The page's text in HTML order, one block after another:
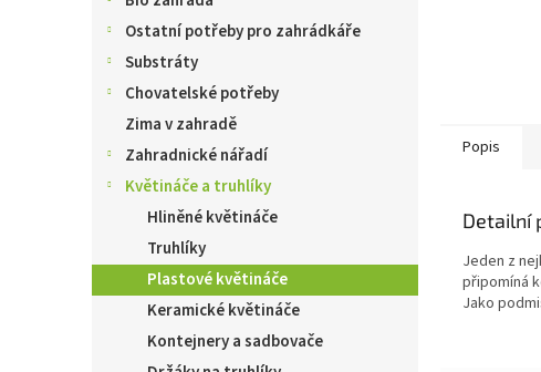
Ostatní potřeby pro zahrádkáře
Substráty
Chovatelské potřeby
Zima v zahradě
Zahradnické nářadí
Květináče a truhlíky
Hliněné květináče
Truhlíky
Plastové květináče
Keramické květináče
Kontejnery a sadbovače
Popis
Detailní
Jeden z
připomíná
Jako